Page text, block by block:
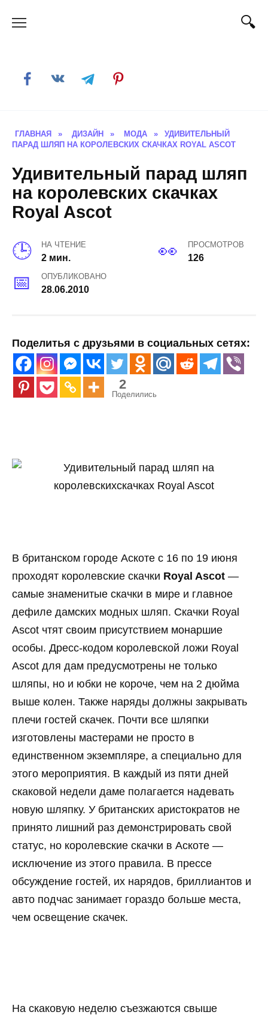
ГЛАВНАЯ » ДИЗАЙН » МОДА »
УДИВИТЕЛЬНЫЙ
ПАРАД ШЛЯП НА КОРОЛЕВСКИХ СКАЧКАХ ROYAL ASCOT
Удивительный парад шляп
на королевских скачках
Royal Ascot
НА ЧТЕНИЕ
2 мин.
ПРОСМОТРОВ
126
ОПУБЛИКОВАНО
28.06.2010
Поделитья с друзьями в социальных сетях:
2
Поделились
В британском городе Аскоте с 16 по 19 июня
проходят королевские скачки Royal Ascot —
самые знаменитые скачки в мире и главное
дефиле дамских модных шляп. Скачки Royal
Ascot чтят своим присутствием монаршие
особы. Дресс-кодом королевской ложи Royal
Ascot для дам предусмотрены не только
шляпы, но и юбки не короче, чем на 2 дюйма
выше колен. Также наряды должны закрывать
плечи гостей скачек. Почти все шляпки
изготовлены мастерами не просто в
единственном экземпляре, а специально для
этого мероприятия. В каждый из пяти дней
скаковой недели даме полагается надевать
новую шляпку. У британских аристократов не
принято лишний раз демонстрировать свой
статус, но королевские скачки в Аскоте —
исключение из этого правила. В прессе
обсуждение гостей, их нарядов, бриллиантов и
авто подчас занимает гораздо больше места,
чем освещение скачек.
На скаковую неделю съезжаются свыше